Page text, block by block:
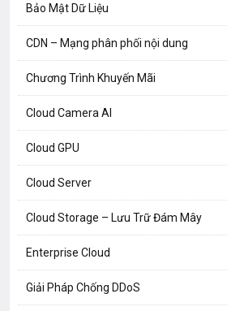
Bảo Mật Dữ Liệu
CDN – Mạng phân phối nội dung
Chương Trình Khuyến Mãi
Cloud Camera AI
Cloud GPU
Cloud Server
Cloud Storage – Lưu Trữ Đám Mây
Enterprise Cloud
Giải Pháp Chống DDoS